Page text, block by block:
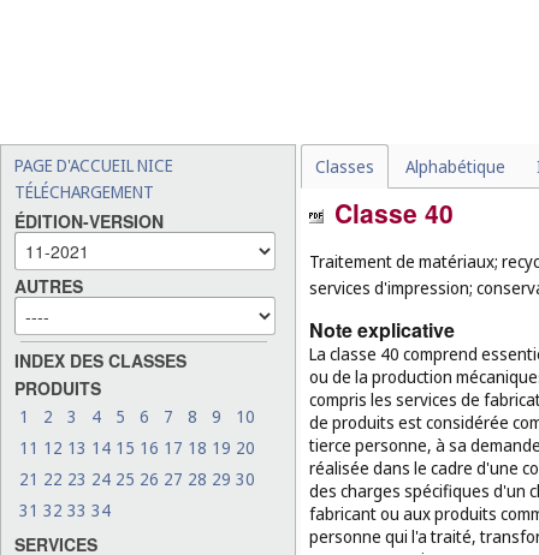
PAGE D'ACCUEIL NICE
TÉLÉCHARGEMENT
ÉDITION-VERSION
AUTRES
INDEX DES CLASSES
PRODUITS
1 2 3 4 5 6 7 8 9
10
11 12 13 14 15 16 17 18 19 20
21 22 23 24 25 26 27 28 29 30
31 32 33 34
SERVICES
Classes Alphabétique
Classe 40
Traitement de matériaux;
services d'impression;
Note explicative
La classe 40 comprend
ou de la production
compris les services de
de produits est considérée
tierce personne, à sa
réalisée dans le cadre d'une
des charges spécifiques d'un
fabricant ou aux produits
personne qui l'a traité,